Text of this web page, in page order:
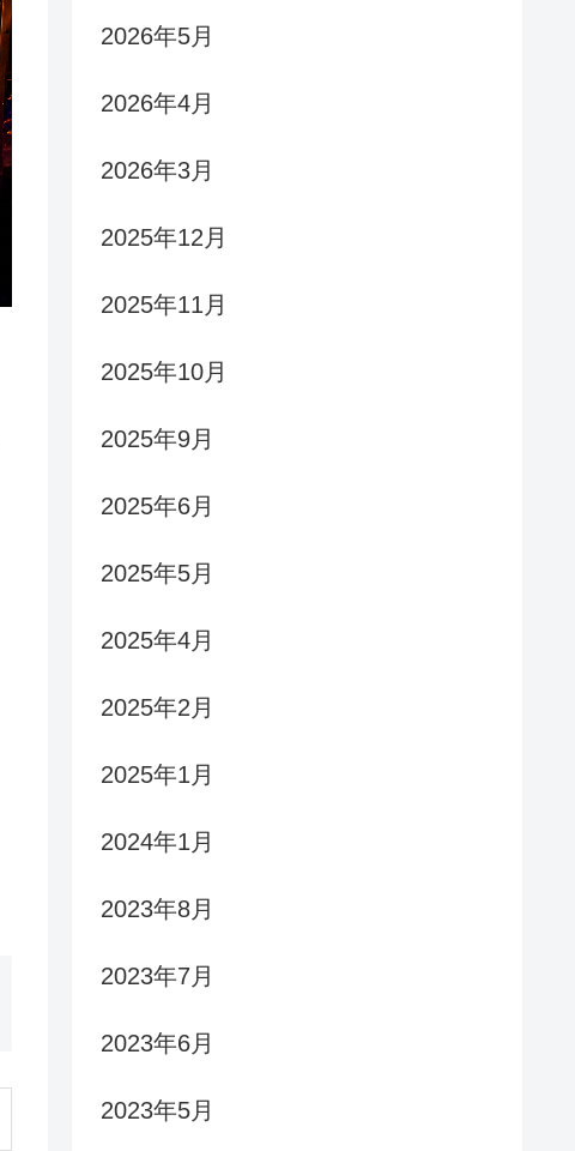
2026年5月
2026年4月
2026年3月
2025年12月
2025年11月
2025年10月
2025年9月
2025年6月
2025年5月
2025年4月
2025年2月
2025年1月
2024年1月
2023年8月
2023年7月
2023年6月
2023年5月